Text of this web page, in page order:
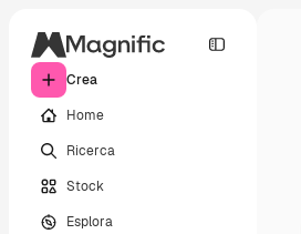
Crea
Home
Ricerca
Stock
Esplora